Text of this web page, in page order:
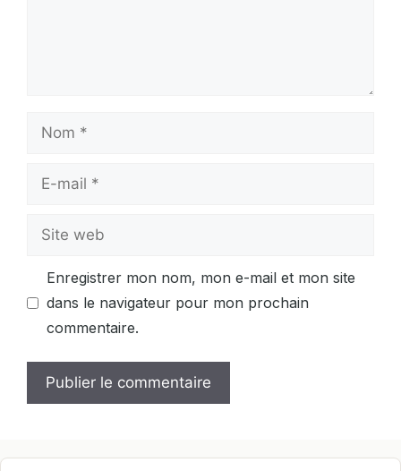
Nom
Site
Enregistrer mon nom, mon e-mail et mon site
dans le navigateur pour mon prochain
commentaire.